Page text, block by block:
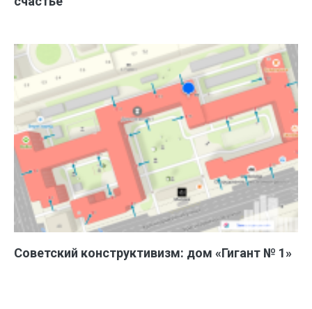
Советский конструктивизм: дом «Гигант № 1»